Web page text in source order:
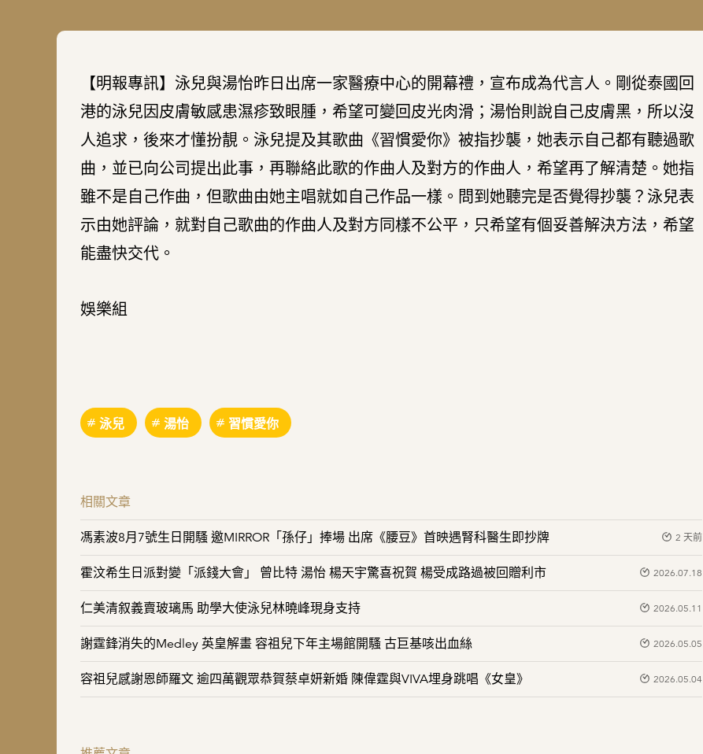
【明報專訊】泳兒與湯怡昨日出席一家醫療中心的開幕禮，宣布成為代言人。剛從泰國回
港的泳兒因皮膚敏感患濕疹致眼腫，希望可變回皮光肉滑；湯怡則說自己皮膚黑，所以沒
人追求，後來才懂扮靚。泳兒提及其歌曲《習慣愛你》被指抄襲，她表示自己都有聽過歌
曲，並已向公司提出此事，再聯絡此歌的作曲人及對方的作曲人，希望再了解清楚。她指
雖不是自己作曲，但歌曲由她主唱就如自己作品一樣。問到她聽完是否覺得抄襲？泳兒表
示由她評論，就對自己歌曲的作曲人及對方同樣不公平，只希望有個妥善解決方法，希望
能盡快交代。
娛樂組
泳兒 湯怡 習慣愛你
相關文章
馮素波8月7號生日開騷 邀MIRROR「孫仔」捧場 出席《腰豆》首映遇腎科醫生即抄牌 2 天前
霍汶希生日派對變「派錢大會」 曾比特 湯怡 楊天宇驚喜祝賀 楊受成路過被回贈利市 2026.07.18
仁美清叙義賣玻璃馬 助學大使泳兒林曉峰現身支持 2026.05.11
謝霆鋒消失的Medley 英皇解畫 容祖兒下年主場館開騷 古巨基咳出血絲 2026.05.05
容祖兒感謝恩師羅文 逾四萬觀眾恭賀蔡卓妍新婚 陳偉霆與VIVA埋身跳唱《女皇》 2026.05.04